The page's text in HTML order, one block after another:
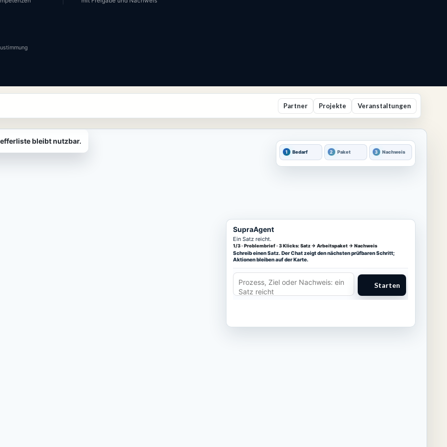
Partner Projekte Veranstaltungen
Netzwerkbereich als barrierefreie Alternative.
bleibt nutzbar.
1 Bedarf 2 Paket 3 Nachweis
SupraAgent
Ein Satz reicht.
1/3 · Problembrief · 3 Klicks: Satz → Arbeitspaket → Nachweis
Schreib einen Satz. Der Chat zeigt den nächsten prüfbaren Schritt;
Aktionen bleiben auf der Karte.
Starten